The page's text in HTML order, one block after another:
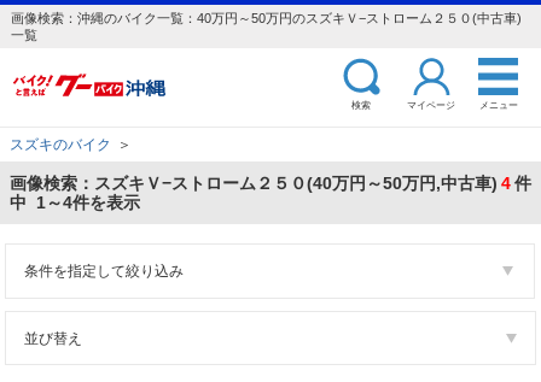
画像検索：沖縄のバイク一覧：40万円～50万円のスズキＶ−ストローム２５０(中古車)
一覧
検索 マイページ メニュー
スズキのバイク ＞
画像検索：スズキＶ−ストローム２５０(40万円～50万円,中古車) 4件
中 1～4件を表示
条件を指定して絞り込み
並び替え